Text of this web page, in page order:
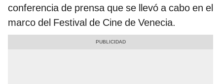
conferencia de prensa que se llevó a cabo en el
marco del Festival de Cine de Venecia.